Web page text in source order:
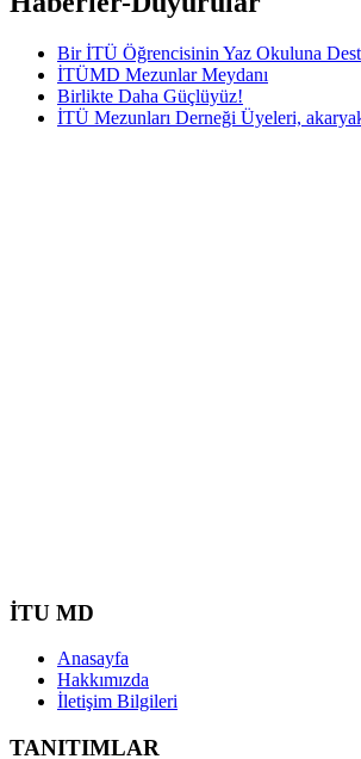
Bir İTÜ Öğrencisinin Yaz Okuluna
İTÜMD Mezunlar Meydanı
Birlikte Daha Güçlüyüz!
İTÜ Mezunları Derneği Üyeleri,
İTU MD
Anasayfa
Hakkımızda
İletişim Bilgileri
TANITIMLAR